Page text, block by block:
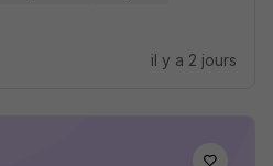
il y a 2 jours